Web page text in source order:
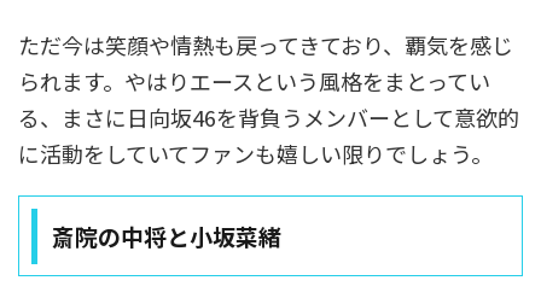
ただ今は笑顔や情熱も戻ってきており、覇気を感じ
られます。やはりエースという風格をまとってい
る、まさに日向坂46を背負うメンバーとして意欲的
に活動をしていてファンも嬉しい限りでしょう。
斎院の中将と小坂菜緒